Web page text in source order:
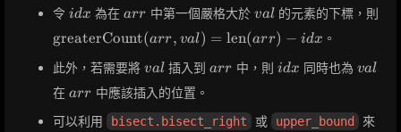
令 idx
idx 為在 arr
arr 中第一個嚴格大於 val
val的元素的下標，則
greaterCount(arr, val) = len(arr) − idx 。
此外，若需要將 val
val插入到 arr
arr 中，則 idx
idx 同時也為 val
val
在 arr
arr 中應該插入的位置。
可以利用
bisect.bisect_right 或 upper_bound
來